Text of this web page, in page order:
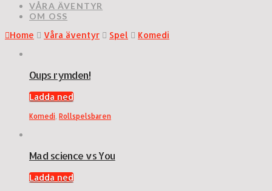
VÅRA ÄVENTYR
OM OSS
Home
Våra äventyr Spel Komedi
Oups rymden!
Ladda ned
Komedi Rollspelsbaren
Mad science vs You
Ladda ned